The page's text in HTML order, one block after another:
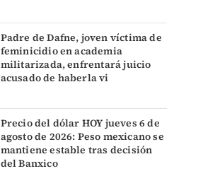
Padre de Dafne, joven víctima de
feminicidio en academia
militarizada, enfrentará juicio
acusado de haberla vi
Precio del dólar HOY jueves 6 de
agosto de 2026: Peso mexicano se
mantiene estable tras decisión
del Banxico